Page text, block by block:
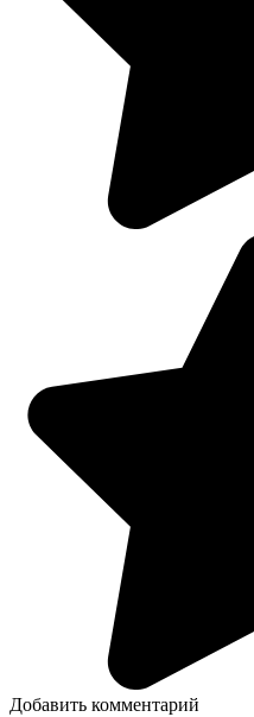
Добавить комментарий